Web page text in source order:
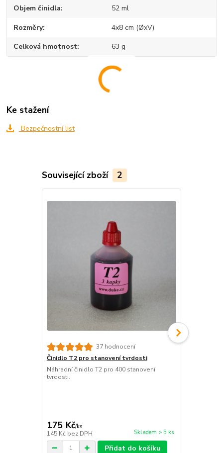
Objem činidla 52 ml
Rozměry 4x8 cm (ØxV)
Celková hmotnost 63 g
Ke stažení
Bezpečnostní list
Související zboží 2
37 hodnocení
Činidlo T2 pro stanovení tvrdosti
Náhradní činidlo T2 pro 400 stanovení
tvrdosti.
175 Kč/ks
145 Kč bez DPH Skladem > 5 ks
Přidat do košíku